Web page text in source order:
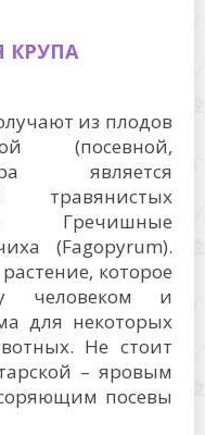
КРУПА
из плодов
(посевной,
является
травянистых
Гречишные
(Fagopyrum).
которое
человеком и
для некоторых
Не стоит
– яровым
посевы